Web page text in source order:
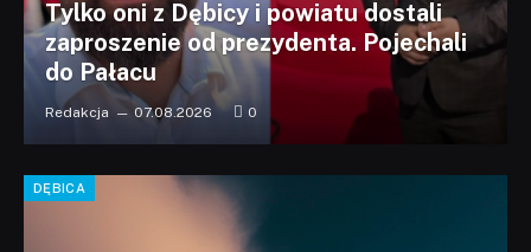
Tylko oni z Dębicy i powiatu dostali
zaproszenie od prezydenta. Pojechali
do Pałacu
Redakcja 07.08.2026 0
DĘBICA